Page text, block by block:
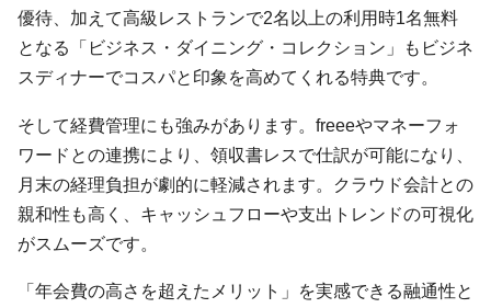
優待、加えて高級レストランで2名以上の利用時1名無料
となる「ビジネス・ダイニング・コレクション」もビジネ
スディナーでコスパと印象を高めてくれる特典です。
そして経費管理にも強みがあります。freeeやマネーフォ
ワードとの連携により、領収書レスで仕訳が可能になり、
月末の経理負担が劇的に軽減されます。クラウド会計との
親和性も高く、キャッシュフローや支出トレンドの可視化
がスムーズです。
「年会費の高さを超えたメリット」を実感できる融通性と